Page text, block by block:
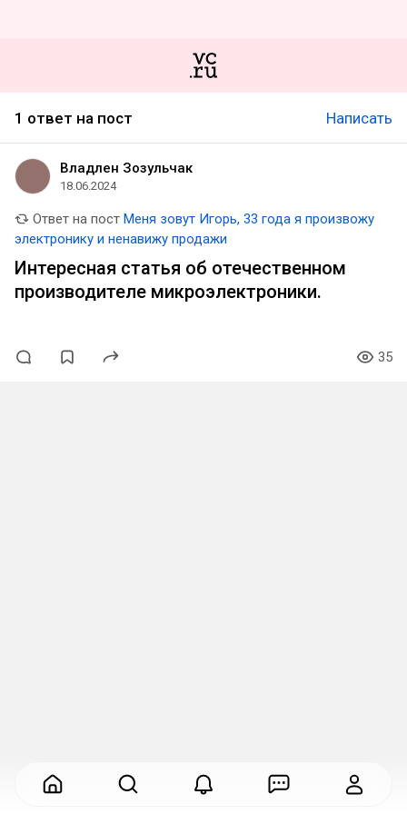
1 ответ на пост Написать
Владлен Зозульчак
18.06.2024
Ответ на пост Меня зовут Игорь, 33 года я произвожу
электронику и ненавижу продажи
Интересная статья об отечественном
производителе микроэлектроники.
35